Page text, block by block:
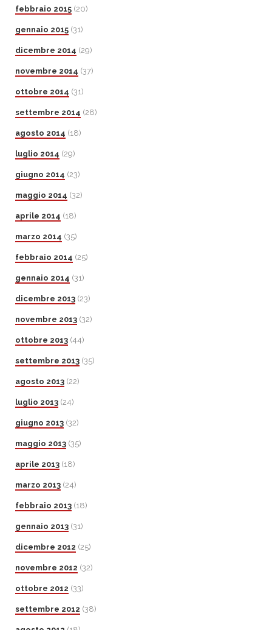
febbraio 2015 (20)
gennaio 2015 (31)
dicembre 2014 (29)
novembre 2014 (37)
ottobre 2014 (31)
settembre 2014 (28)
agosto 2014 (18)
luglio 2014 (29)
giugno 2014 (23)
maggio 2014 (32)
aprile 2014 (18)
marzo 2014 (35)
febbraio 2014 (25)
gennaio 2014 (31)
dicembre 2013 (23)
novembre 2013 (32)
ottobre 2013 (44)
settembre 2013 (35)
agosto 2013 (22)
luglio 2013 (24)
giugno 2013 (32)
maggio 2013 (35)
aprile 2013 (18)
marzo 2013 (24)
febbraio 2013 (18)
gennaio 2013 (31)
dicembre 2012 (25)
novembre 2012 (32)
ottobre 2012 (33)
settembre 2012 (38)